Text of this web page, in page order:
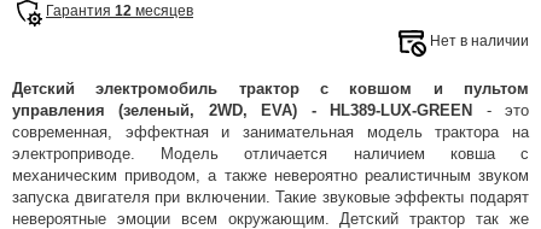
Гарантия 12 месяцев
Нет в наличии
Детский электромобиль трактор с ковшом и пультом
управления (зеленый, 2WD, EVA) - HL389-LUX-GREEN
- это
современная, эффектная и занимательная модель трактора на
электроприводе. Модель отличается наличием ковша с
механическим приводом, а также невероятно реалистичным звуком
запуска двигателя при включении. Такие звуковые эффекты подарят
невероятные эмоции всем окружающим. Детский трактор так же